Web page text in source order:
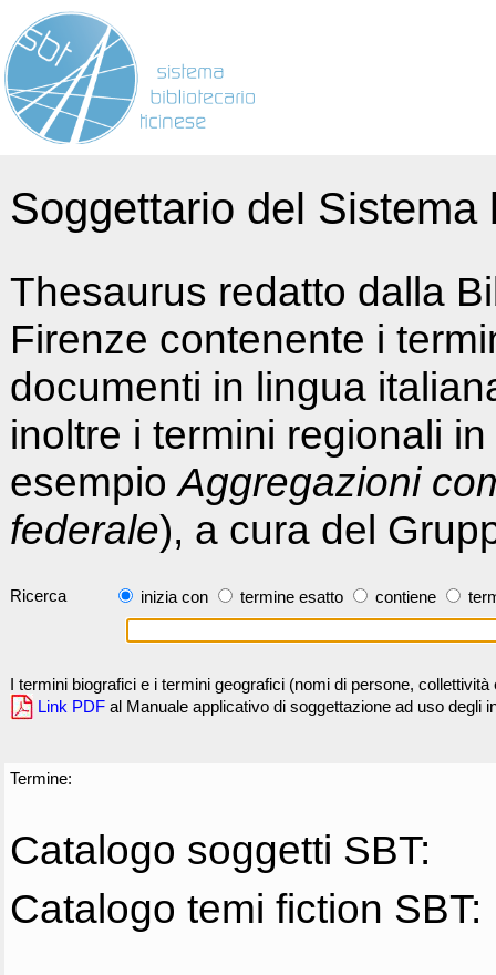
Soggettario del
Thesaurus redatto dalla
Firenze contenente i
documenti in lingua
inoltre i termini regionali
esempioAggregazioni
federale), a cura del
Ricerca inizia con termine esatto contiene
I termini biografici e i termini geografici (nomi di persone,
Link PDF al Manuale applicativo di soggettazione ad uso degli
Termine:
Catalogo soggetti SBT:
Catalogo temi fiction SBT: